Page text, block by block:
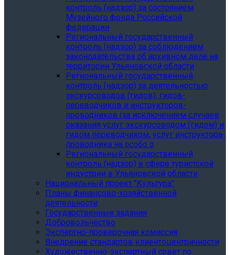
контроль (надзор) за состоянием
Музейного фонда Российской
федерации
Региональный государственный
контроль (надзор) за соблюдением
законодательства об архивном деле на
территории Ульяновской области
Региональный государственный
контроль (надзор) за деятельностью
экскурсоводов (гидов), гидов-
переводчиков и инструкторов-
проводников (за исключением случаев
оказания услуг экскурсоводом (гидом) и
гидом переводчиком, услуг инструктора-
проводника на особо о
Региональный государственный
контроль (надзор) в сфере туристской
индустрии в Ульяновской области
Национальный проект "Культура"
Планы финансово-хозяйственной
деятельности
Государственные задания
Добровольчество
Экспертно-проверочная комиссия
Внедрение стандартов клиентоцентричности
Художественно-экспертный совет по